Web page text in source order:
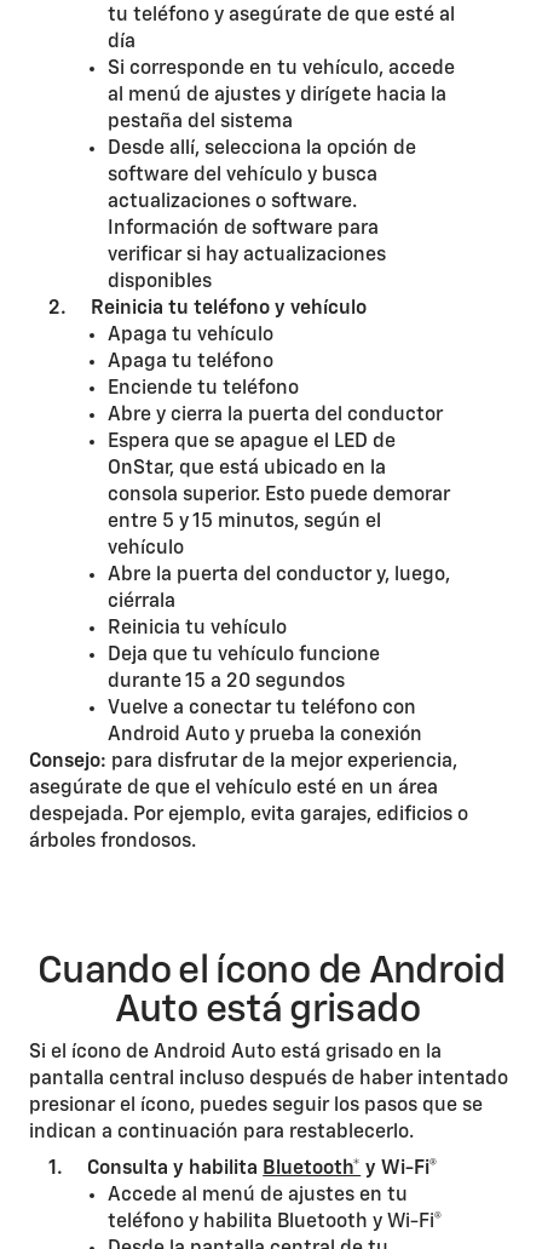
tu teléfono y asegúrate de que esté al
día
Si corresponde en tu vehículo, accede
al menú de ajustes y dirígete hacia la
pestaña del sistema
Desde allí, selecciona la opción de
software del vehículo y busca
actualizaciones o software.
Información de software para
verificar si hay actualizaciones
disponibles
2. Reinicia tu teléfono y vehículo
Apaga tu vehículo
Apaga tu teléfono
Enciende tu teléfono
Abre y cierra la puerta del conductor
Espera que se apague el LED de
OnStar, que está ubicado en la
consola superior. Esto puede demorar
entre 5 y 15 minutos, según el
vehículo
Abre la puerta del conductor y, luego,
ciérrala
Reinicia tu vehículo
Deja que tu vehículo funcione
durante 15 a 20 segundos
Vuelve a conectar tu teléfono con
Android Auto y prueba la conexión
Consejo: para disfrutar de la mejor experiencia,
asegúrate de que el vehículo esté en un área
despejada. Por ejemplo, evita garajes, edificios o
árboles frondosos.
Cuando el ícono de Android
Auto está grisado
Si el ícono de Android Auto está grisado en la
pantalla central incluso después de haber intentado
presionar el ícono, puedes seguir los pasos que se
indican a continuación para restablecerlo.
1. Consulta y habilita Bluetooth* y Wi-Fi®
Accede al menú de ajustes en tu
teléfono y habilita Bluetooth y Wi-Fi®